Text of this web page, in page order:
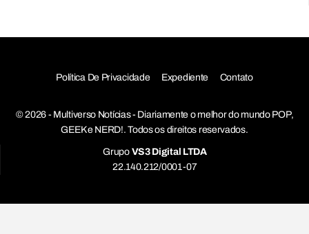
Política De Privacidade Expediente Contato
© 2026 - Multiverso Notícias - Diariamente o melhor do mundo POP,
GEEK e NERD!. Todos os direitos reservados.
Grupo VS3 Digital LTDA
22.140.212/0001-07